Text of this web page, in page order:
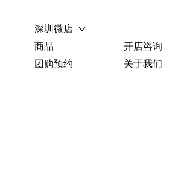
深圳微店
商品
团购预约
开店咨询
关于我们